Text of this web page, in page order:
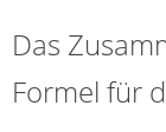
Das
Formel für